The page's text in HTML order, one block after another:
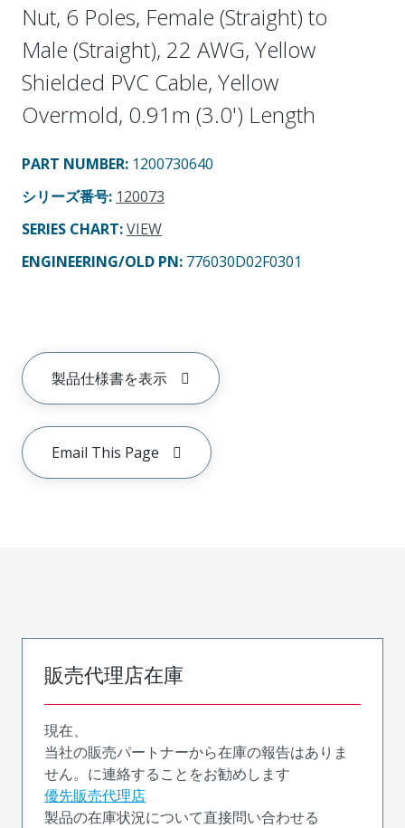
Nut, 6 Poles, Female (Straight) to
Male (Straight), 22 AWG, Yellow
Shielded PVC Cable, Yellow
Overmold, 0.91m (3.0') Length
PART NUMBER: 1200730640
シリーズ番号: 120073
SERIES CHART:VIEW
ENGINEERING/OLD PN: 776030D02F0301
製品仕様書を表示
Email This Page
販売代理店在庫
現在、
当社の販売パートナーから在庫の報告はありま
せん。に連絡することをお勧めします
優先販売代理店
製品の在庫状況について直接問い合わせる